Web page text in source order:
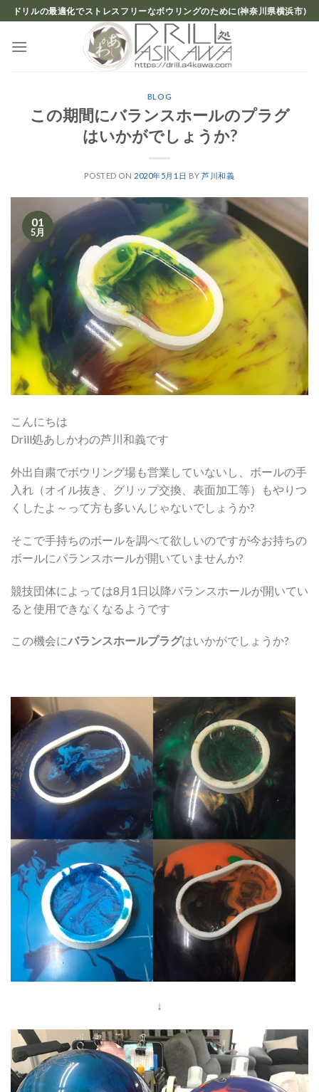
Skip
to
content
ドリルの最適化でストレスフリーなボウリングのために(神奈川県横浜市)
BLOG
この期間にバランスホールのプラグ
はいかがでしょうか?
POSTED ON 2020年5月1日 BY芦川和義
01
5月
こんにちは
Drill処あしかわの芦川和義です
外出自粛でボウリング場も営業していないし、ボールの手
入れ（オイル抜き、グリップ交換、表面加工等）もやりつ
くしたよ～って方も多いんじゃないでしょうか?
そこで手持ちのボールを調べて欲しいのですが今お持ちの
ボールにバランスホールが開いていませんか?
競技団体によっては8月1日以降バランスホールが開いてい
ると使用できなくなるようです
この機会にバランスホールプラグはいかがでしょうか?
↓